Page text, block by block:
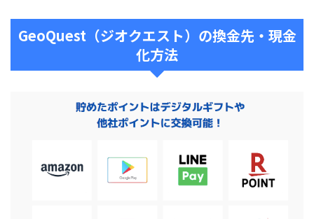
GeoQuest（ジオクエスト）の換金先・現金
化方法